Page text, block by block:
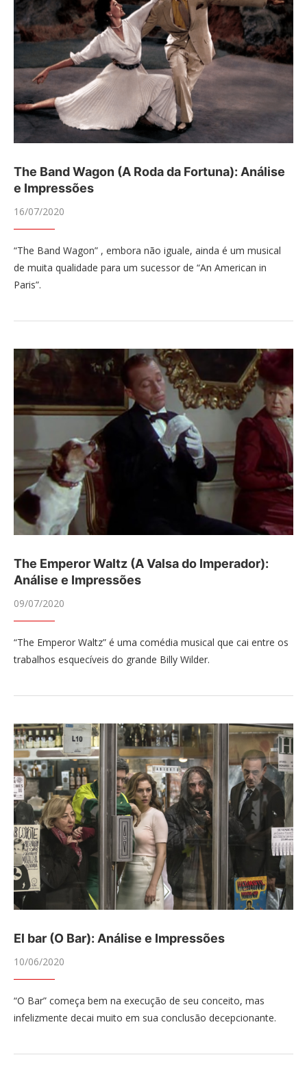
The Band Wagon (A Roda da Fortuna): Análise
e Impressões
16/07/2020
“The Band Wagon” , embora não iguale, ainda é um musical
de muita qualidade para um sucessor de “An American in
Paris”.
The Emperor Waltz (A Valsa do Imperador):
Análise e Impressões
09/07/2020
“The Emperor Waltz” é uma comédia musical que cai entre os
trabalhos esquecíveis do grande Billy Wilder.
El bar (O Bar): Análise e Impressões
10/06/2020
“O Bar” começa bem na execução de seu conceito, mas
infelizmente decai muito em sua conclusão decepcionante.